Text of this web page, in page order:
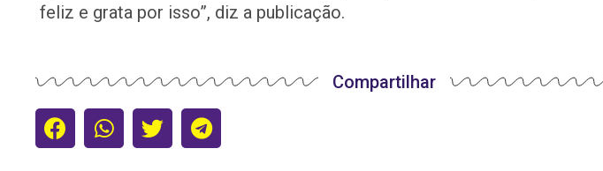
feliz e grata por isso”, diz a publicação.
Compartilhar